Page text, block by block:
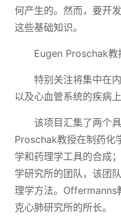
何产生的。然而，要开
这些基础知识。
Eugen Proschak教
特别关注将集中
以及心血管系统的疾病上
该项目汇集了两个
Proschak教授在制药化
学和药理学工具的合成
学研究所的团队，该团
理学方法。Offermanns
克心肺研究所的所长。